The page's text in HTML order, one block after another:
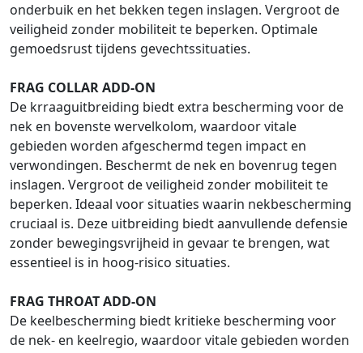
onderbuik en het bekken tegen inslagen. Vergroot de
veiligheid zonder mobiliteit te beperken. Optimale
gemoedsrust tijdens gevechtssituaties.
FRAG COLLAR ADD-ON
De krraaguitbreiding biedt extra bescherming voor de
nek en bovenste wervelkolom, waardoor vitale
gebieden worden afgeschermd tegen impact en
verwondingen. Beschermt de nek en bovenrug tegen
inslagen. Vergroot de veiligheid zonder mobiliteit te
beperken. Ideaal voor situaties waarin nekbescherming
cruciaal is. Deze uitbreiding biedt aanvullende defensie
zonder bewegingsvrijheid in gevaar te brengen, wat
essentieel is in hoog-risico situaties.
FRAG THROAT ADD-ON
De keelbescherming biedt kritieke bescherming voor
de nek- en keelregio, waardoor vitale gebieden worden